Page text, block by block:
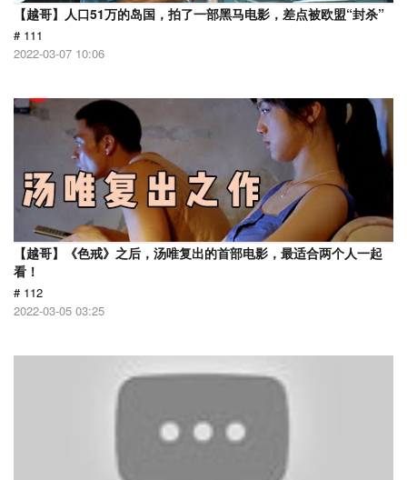
【越哥】人口51万的岛国，拍了一部黑马电影，差点被欧盟“封杀”
# 111
2022-03-07 10:06
【越哥】《色戒》之后，汤唯复出的首部电影，最适合两个人一起
看！
# 112
2022-03-05 03:25